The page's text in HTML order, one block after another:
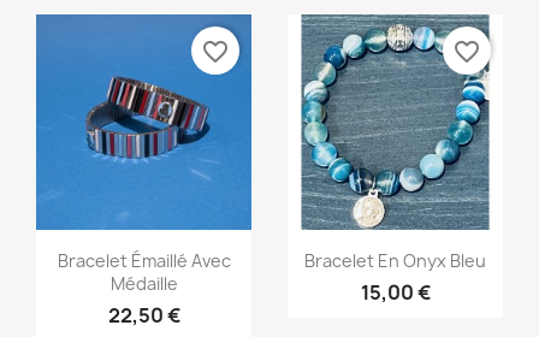
Aperçu rapide
Bracelet Émaillé Avec
Médaille
22,50 €
favorite_border
Aperçu rapide
Bracelet En Onyx Bleu
15,00 €
favorite_border